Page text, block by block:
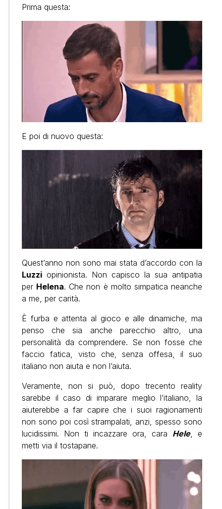
Prima questa:
E poi di nuovo questa:
Quest’anno non sono mai stata d’accordo con la
Luzzi opinionista. Non capisco la sua antipatia
per Helena. Che non è molto simpatica neanche
a me, per carità.
È furba e attenta al gioco e alle dinamiche, ma
penso che sia anche parecchio altro, una
personalità da comprendere. Se non fosse che
faccio fatica, visto che, senza offesa, il suo
italiano non aiuta e non l’aiuta.
Veramente, non si può, dopo trecento reality
sarebbe il caso di imparare meglio l’italiano, la
aiuterebbe a far capire che i suoi ragionamenti
non sono poi così strampalati, anzi, spesso sono
lucidissimi. Non ti incazzare ora, cara Hele, e
metti via il tostapane.